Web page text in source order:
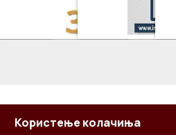
Користење колачиња